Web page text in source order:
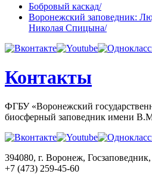
Бобровый каскад/
Воронежский заповедник:
Николая Спицына/
Контакты
ФГБУ «Воронежский
биосферный заповедник имени
394080, г. Воронеж,
+7 (473) 259-45-60